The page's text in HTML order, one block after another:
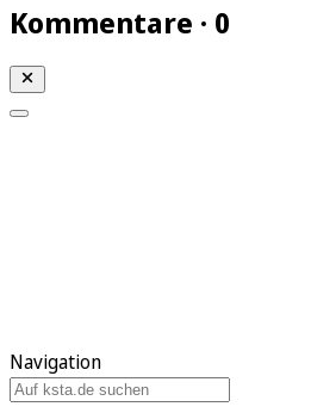
Kommentare · 0
Navigation